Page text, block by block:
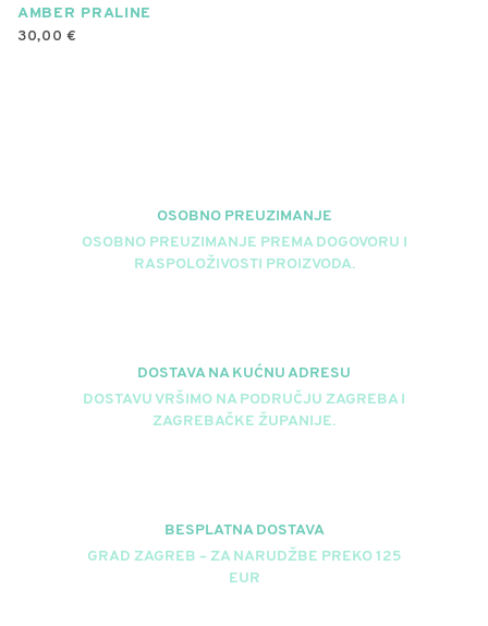
AMBER PRALINE
30,00€
OSOBNO PREUZIMANJE
OSOBNO PREUZIMANJE PREMA DOGOVORU I
RASPOLOŽIVOSTI PROIZVODA.
DOSTAVA NA KUĆNU ADRESU
DOSTAVU VRŠIMO NA PODRUČJU ZAGREBA I
ZAGREBAČKE ŽUPANIJE.
BESPLATNA DOSTAVA
GRAD ZAGREB – ZA NARUDŽBE PREKO 125
EUR